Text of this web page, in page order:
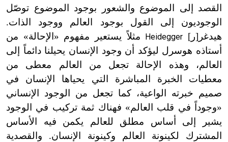
القصد إلى الموضوع والشعور بوجود الموضوع توصّل
الوجوديون إلى القول بوجود العالم ووجود الذات.
هيدغر[ر] Heidegger
مثلاً يستعير مفهوم «الإحالة» من
أستاذه هوسرل ليؤكد أن وجود الإنسان يحيلنا دائماً إلى
العالم، وهذه الإحالة تجعل من العالم معطى من
معطيات الخبرة المباشرة التي يحياها الإنسان في
صميم خبرته الواعية، كما تجعل من الوجود الإنساني
«وجوداً في قلب العالم» فهناك ثمة تركيب في الوجود
يشير إلى أساس مطلق للعالم يكمن فيه الأساس
المشترك لكينونة العالم وكينونة الإنسان. والقصدية